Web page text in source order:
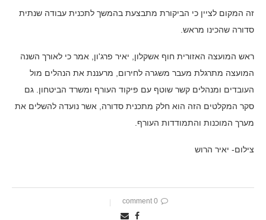
זה המקום לציין כי הביקורת מתבצעת בהמשך לתכנית עבודה שנתית
סדורה שהכינו מראש.
ראש המועצה האזורית חוף אשקלון, יאיר פרג'ון, אמר כי לאורך השנה
המועצה מתרגלת מעבר משגרה לחירום, מרעננת את הנהלים מול
העובדים ומנהלים קשר שוטף עם פיקוד העורף ומשרד הביטחון. גם
סקר המקלטים הזה הוא חלק מתכנית סדורה, אשר נועדה להשלים את
מערך המוכנות והתמודדות העורף.
צילום- יאיר הרוש
0 comment